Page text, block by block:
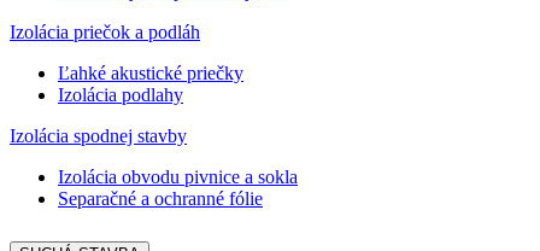
Izolácia priečok a podláh
Ľahké akustické priečky
Izolácia podlahy
Izolácia spodnej stavby
Izolácia obvodu pivnice a sokla
Separačné a ochranné fólie